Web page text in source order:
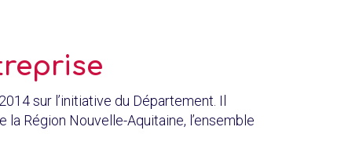
sur l’initiative du Département. Il
Région Nouvelle-Aquitaine, l’ensemble